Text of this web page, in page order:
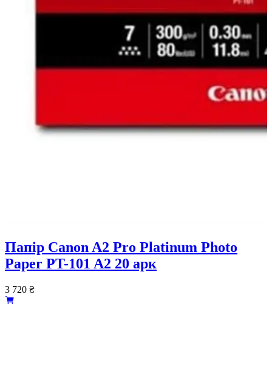
Папiр Canon A2 Pro Platinum Photo
Paper PT-101 A2 20 арк
3 720 ₴